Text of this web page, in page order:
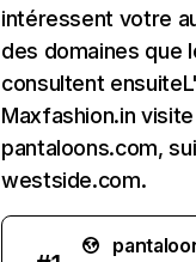
intéressent votre
des domaines que
consultent
Maxfashion.in
pantaloons.com,
westside.com.